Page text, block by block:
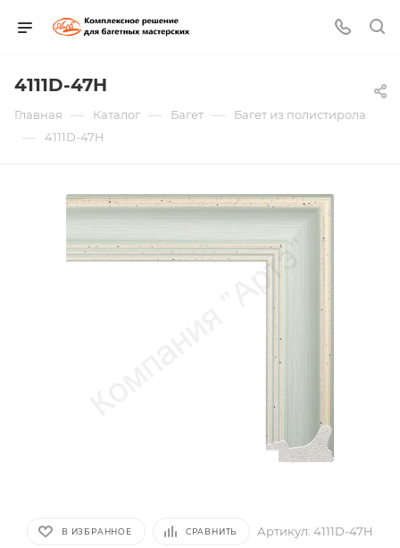
4111D-47H
Главная — Каталог — Багет — Багет из полистирола
— 4111D-47H
В ИЗБРАННОЕ СРАВНИТЬ Артикул: 4111D-47H